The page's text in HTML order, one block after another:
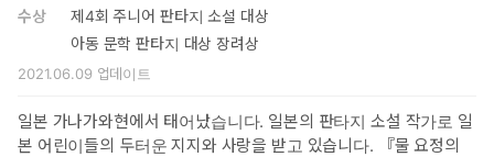
수상
제4회 주니어 판타지 소설 대상
아동 문학 판타지 대상 장려상
2021.06.09 업데이트
일본 가나가와현에서 태어났습니다. 일본의 판타지 소설 작가로 일
본 어린이들의 두터운 지지와 사랑을 받고 있습니다. 『물 요정의